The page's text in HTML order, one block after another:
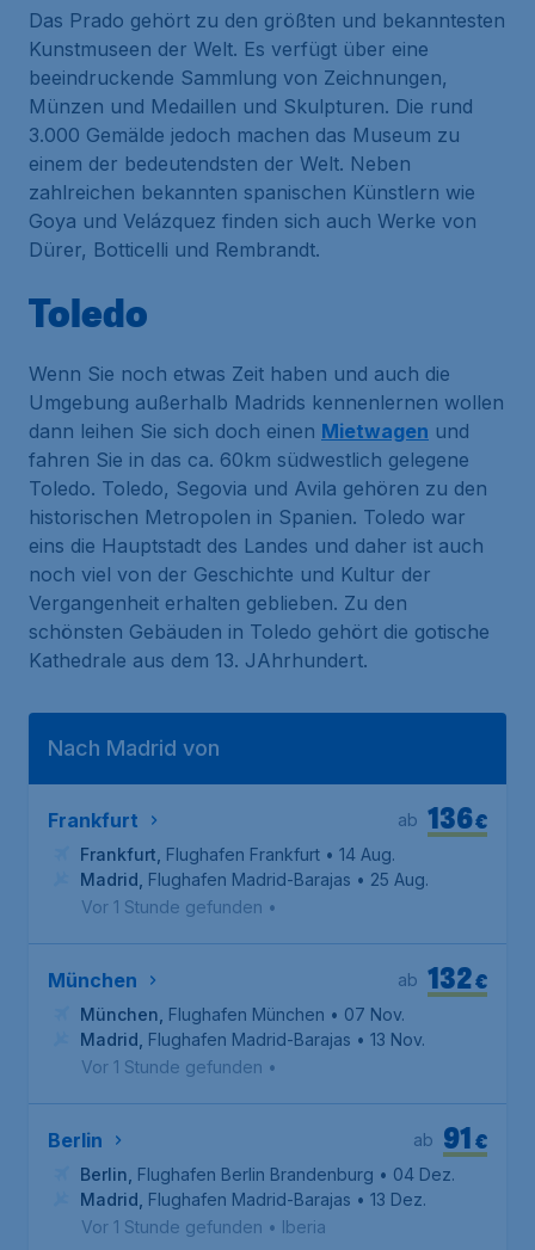
Das Prado gehört zu den größten und bekanntesten
Kunstmuseen der Welt. Es verfügt über eine
beeindruckende Sammlung von Zeichnungen,
Münzen und Medaillen und Skulpturen. Die rund
3.000 Gemälde jedoch machen das Museum zu
einem der bedeutendsten der Welt. Neben
zahlreichen bekannten spanischen Künstlern wie
Goya und Velázquez finden sich auch Werke von
Dürer, Botticelli und Rembrandt.
Toledo
Wenn Sie noch etwas Zeit haben und auch die
Umgebung außerhalb Madrids kennenlernen wollen
dann leihen Sie sich doch einen Mietwagen und
fahren Sie in das ca. 60km südwestlich gelegene
Toledo. Toledo, Segovia und Avila gehören zu den
historischen Metropolen in Spanien. Toledo war
eins die Hauptstadt des Landes und daher ist auch
noch viel von der Geschichte und Kultur der
Vergangenheit erhalten geblieben. Zu den
schönsten Gebäuden in Toledo gehört die gotische
Kathedrale aus dem 13. JAhrhundert.
Nach Madrid von
Frankfurt €
136
ab
Frankfurt Flughafen Frankfurt • 14 Aug.
Madrid Flughafen Madrid-Barajas • 25 Aug.
Vor 1 Stunde gefunden •
München €
132
ab
München Flughafen München • 07 Nov.
Madrid Flughafen Madrid-Barajas • 13 Nov.
Vor 1 Stunde gefunden •
Berlin €
91
ab
Berlin Flughafen Berlin Brandenburg • 04 Dez.
Madrid Flughafen Madrid-Barajas • 13 Dez.
Vor 1 Stunde gefunden • Iberia